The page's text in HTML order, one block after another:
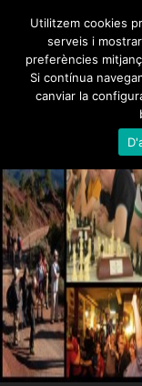
contentFoment
Creu de Sant
Utilitzem cookies
serveis i
preferències
Si contínua
canviar la